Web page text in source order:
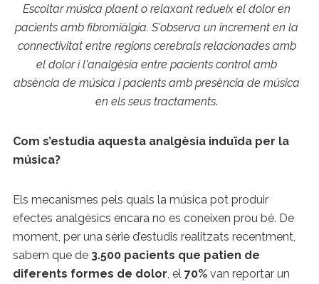
Escoltar música plaent o relaxant redueix el dolor en
pacients amb fibromiàlgia. S'observa un increment en la
connectivitat entre regions cerebrals relacionades amb
el dolor i l'analgèsia entre pacients control amb
absència de música i pacients amb presència de música
en els seus tractaments.
Com s’estudia aquesta analgèsia induïda per la
música?
Els mecanismes pels quals la música pot produir
efectes analgèsics encara no es coneixen prou bé. De
moment, per una sèrie d’estudis realitzats recentment,
sabem que de 3.500 pacients que patien de
diferents formes de dolor , el 70%van reportar un